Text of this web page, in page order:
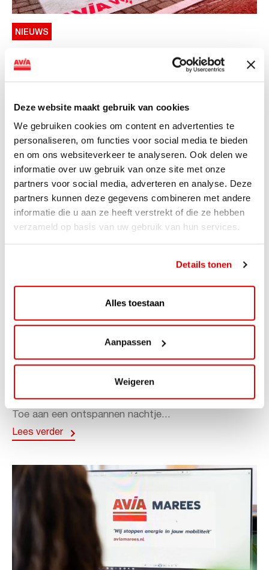
Deze website maakt gebruik van cookies
We gebruiken cookies om content en advertenties te
personaliseren, om functies voor social media te bieden
en om ons websiteverkeer te analyseren. Ook delen we
informatie over uw gebruik van onze site met onze
partners voor social media, adverteren en analyse. Deze
partners kunnen deze gegevens combineren met andere
informatie die u aan ze heeft verstrekt of die ze hebben
verzameld op basis van uw gebruik van hun services.
Details tonen
Alles toestaan
Aanpassen
Weigeren
NIEUWS
AVIA VOLT en Fletcher Hotels starten
landelijke uitrol van DC-
AVIA VOLT en Fletcher Hotels starten landelijke uitrol
van DC-snellaadinfrastructuur AVIA VOLT en...
Lees verder
ViaAVIA Super Deal: 20% korting bij
ViaLuxury Hotels
ViaAVIA Super Deal: €25 korting bij ViaLuxury Hotels
Toe aan een ontspannen nachtje...
Lees verder